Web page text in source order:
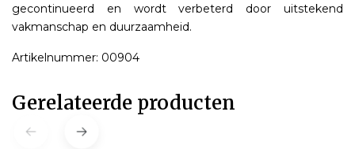
gecontinueerd en wordt verbeterd door uitstekend
vakmanschap en duurzaamheid.
Artikelnummer: 00904
Gerelateerde producten